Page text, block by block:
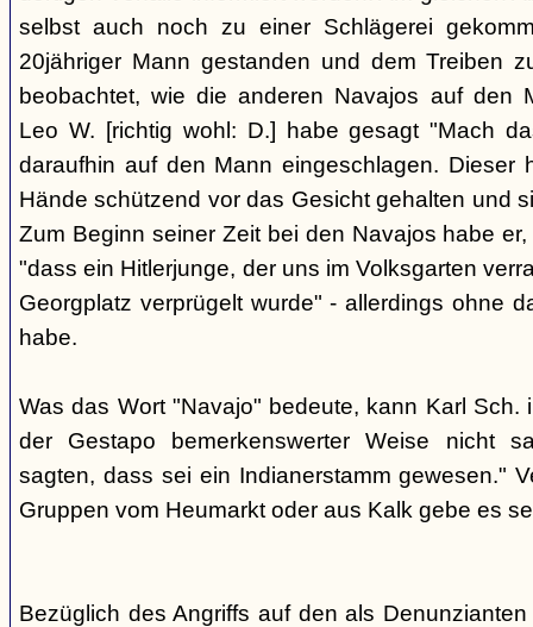
selbst auch noch zu einer Schlägerei
20jähriger Mann gestanden und dem Treiben
beobachtet, wie die anderen Navajos auf den
Leo W. [richtig wohl: D.] habe gesagt "Mach
daraufhin auf den Mann eingeschlagen. Dieser
Hände schützend vor das Gesicht gehalten und
Zum Beginn seiner Zeit bei den Navajos habe
"dass ein Hitlerjunge, der uns im Volksgarten
Georgplatz verprügelt wurde" - allerdings ohne
habe.
Was das Wort "Navajo" bedeute, kann Karl Sch.
der Gestapo bemerkenswerter Weise nicht
sagten, dass sei ein Indianerstamm gewesen."
Gruppen vom Heumarkt oder aus Kalk gebe es
Bezüglich des Angriffs auf den als